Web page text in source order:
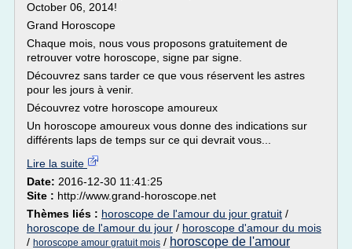
October 06, 2014!
Grand Horoscope
Chaque mois, nous vous proposons gratuitement de
retrouver votre horoscope, signe par signe.
Découvrez sans tarder ce que vous réservent les astres
pour les jours à venir.
Découvrez votre horoscope amoureux
Un horoscope amoureux vous donne des indications sur
différents laps de temps sur ce qui devrait vous...
Lire la suite
Date: 2016-12-30 11:41:25
Site : http://www.grand-horoscope.net
Thèmes liés : horoscope de l'amour du jour gratuit /
horoscope de l'amour du jour / horoscope d'amour du mois
/ horoscope amour gratuit mois / horoscope de l'amour